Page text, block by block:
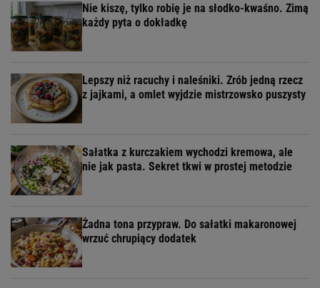
Nie kiszę, tylko robię je na słodko-kwaśno. Zimą
każdy pyta o dokładkę
Lepszy niż racuchy i naleśniki. Zrób jedną rzecz
z jajkami, a omlet wyjdzie mistrzowsko puszysty
Sałatka z kurczakiem wychodzi kremowa, ale
nie jak pasta. Sekret tkwi w prostej metodzie
Żadna tona przypraw. Do sałatki makaronowej
wrzuć chrupiący dodatek